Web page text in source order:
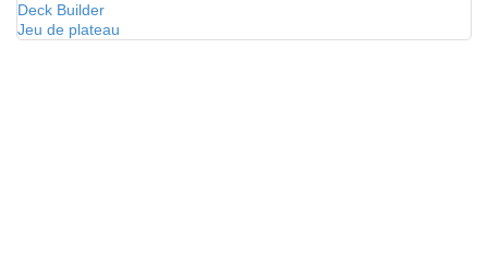
Deck Builder
Jeu de plateau